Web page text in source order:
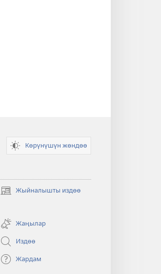
Көрүнүшүн жөндөө
Жыйналышты издөө
(жаңы
Жаңылар
Издөө
Жардам